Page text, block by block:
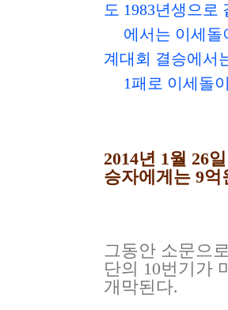
도 1983년생으로
에서는 이세돌
계대회 결승에서
1패로 이세돌
2014년 1월 26
승자에게는 9억
그동안 소문으
단의 10번기가
개막된다.